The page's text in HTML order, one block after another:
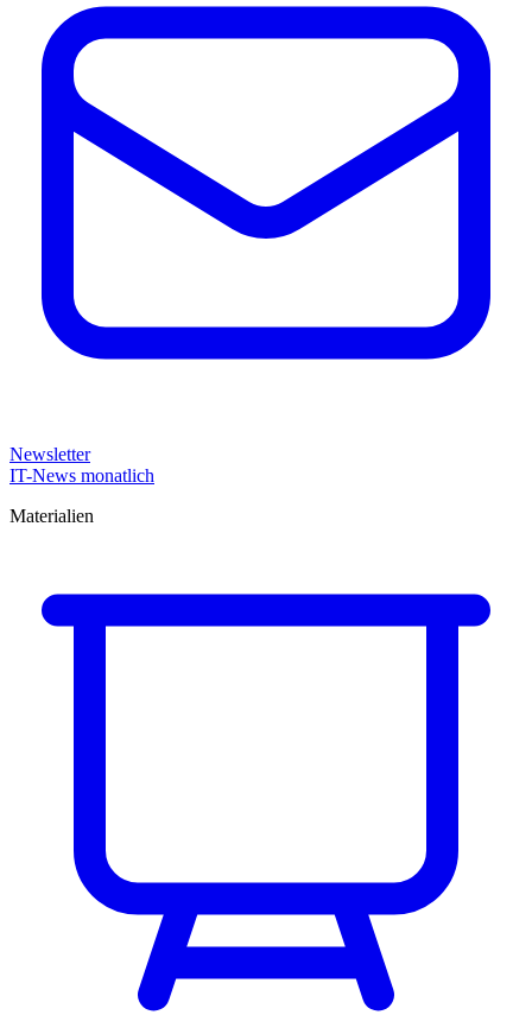
Newsletter
IT-News monatlich
Materialien